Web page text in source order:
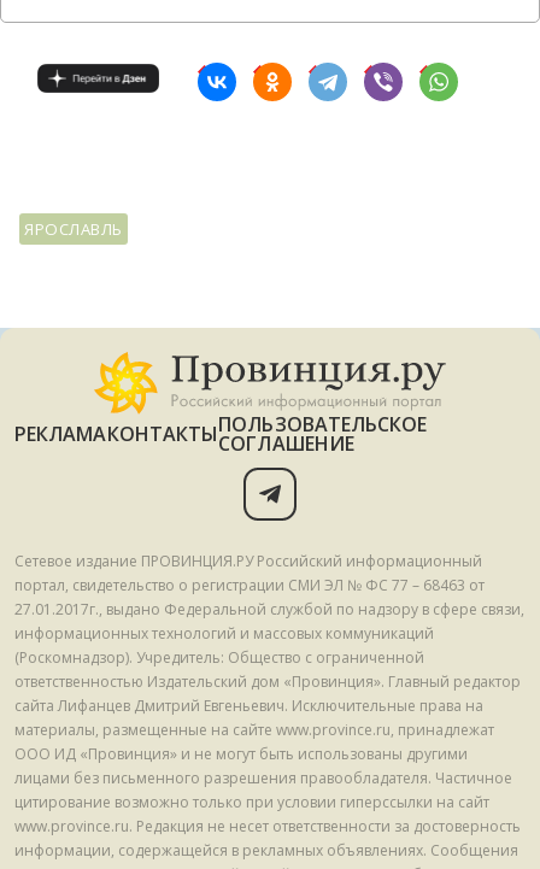
ЯРОСЛАВЛЬ
РЕКЛАМАКОНТАКТЫПОЛЬЗОВАТЕЛЬСКОЕ
СОГЛАШЕНИЕ
Сетевое издание ПРОВИНЦИЯ.РУ Российский информационный
портал, свидетельство о регистрации СМИ ЭЛ № ФС 77 – 68463 от
27.01.2017г., выдано Федеральной службой по надзору в сфере связи,
информационных технологий и массовых коммуникаций
(Роскомнадзор). Учредитель: Общество с ограниченной
ответственностью Издательский дом «Провинция». Главный редактор
сайта Лифанцев Дмитрий Евгеньевич. Исключительные права на
материалы, размещенные на сайте www.province.ru, принадлежат
ООО ИД «Провинция» и не могут быть использованы другими
лицами без письменного разрешения правообладателя. Частичное
цитирование возможно только при условии гиперссылки на сайт
www.province.ru. Редакция не несет ответственности за достоверность
информации, содержащейся в рекламных объявлениях. Сообщения